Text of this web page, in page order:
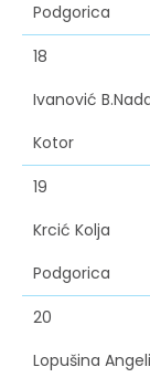
Podgorica
18
Ivanović
Kotor
19
Krcić Kolja
Podgorica
20
Lopušina